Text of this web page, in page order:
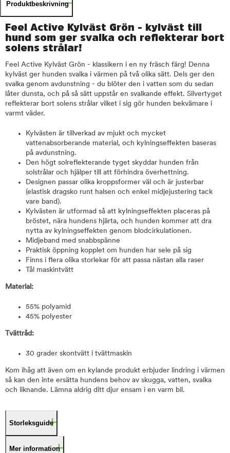
Produktbeskrivning
Feel Active Kylväst Grön - kylväst till
hund som ger svalka och reflekterar bort
solens strålar!
Feel Active Kylväst Grön - klassikern i en ny fräsch färg! Denna
kylväst ger hunden svalka i värmen på två olika sätt. Dels ger den
svalka genom avdunstning - du blöter den i vatten som du sedan
låter dunsta, och på så sätt uppstår en svalkande effekt. Silvertyget
reflekterar bort solens strålar vilket i sig gör hunden bekvämare i
varmt väder.
Kylvästen är tillverkad av mjukt och mycket
vattenabsorberande material, och kylningseffekten baseras
på avdunstning.
Den högt solreflekterande tyget skyddar hunden från
solstrålar och hjälper till att förhindra överhettning.
Designen passar olika kroppsformer väl och är justerbar
(elastisk dragsko runt halsen och enkel midjejustering tack
vare band).
Kylvästen är utformad så att kylningseffekten placeras på
bröstet, nära hundens hjärta, och hunden kommer att dra
nytta av kylningseffekten genom blodcirkulationen.
Midjeband med snabbspänne
Praktisk öppning kopplet om hunden har sele på sig
Finns i flera olika storlekar för att passa nästan alla raser
Tål maskintvätt
Material:
55% polyamid
45% polyester
Tvättråd:
30 grader skontvätt i tvättmaskin
Kom ihåg att även om en kylande produkt erbjuder lindring i värmen
så kan den inte ersätta hundens behov av skugga, vatten, svalka
och liknande. Lämna aldrig ditt djur ensam i en varm bil.
Storleksguide
Mer information